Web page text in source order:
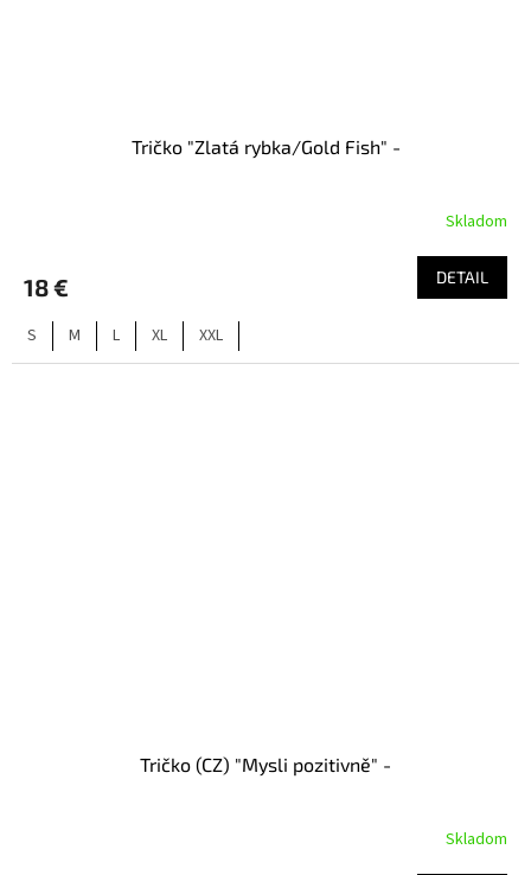
Tričko "Zlatá rybka/Gold Fish" -
Skladom
18 € DETAIL
S M L XL XXL
Tričko (CZ) "Mysli pozitivně" -
Skladom